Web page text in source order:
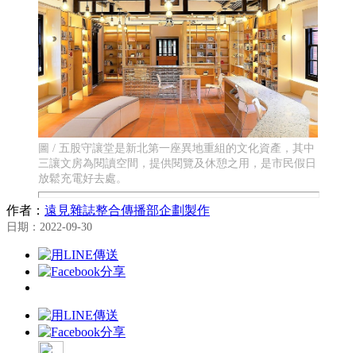
圖 / 五股守讓堂是新北第一座異地重組的文化資產，其中
三讓文房為閱讀空間，提供閱覽及休憩之用，是市民假日
放鬆充電好去處。
作者： 遠見雜誌整合傳播部企劃製作
日期：2022-09-30